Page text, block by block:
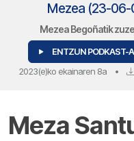
Mezea (23-06-
Mezea Begoñatik
ENTZUN PODKAST-A
2023(e)ko ekainaren 8a •
Meza